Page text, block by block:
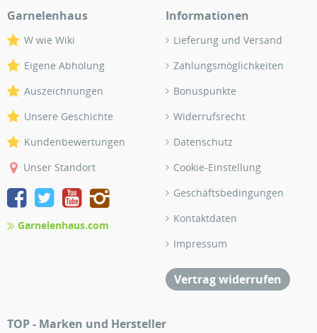
Garnelenhaus
W wie Wiki
Eigene Abholung
Auszeichnungen
Unsere Geschichte
Kundenbewertungen
Unser Standort
Garnelenhaus.com
Informationen
Lieferung und Versand
Zahlungsmöglichkeiten
Bonuspunkte
Widerrufsrecht
Datenschutz
Cookie-Einstellung
Geschäftsbedingungen
Kontaktdaten
Impressum
Vertrag widerrufen
TOP - Marken und Hersteller